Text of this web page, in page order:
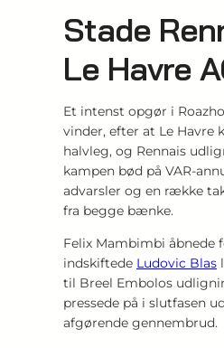
Stade
Le Havre
Et intenst opgør i
vinder, efter at Le Havre
halvleg, og Rennais
kampen bød på
advarsler og en række
fra begge bænke.
Felix Mambimbi
indskiftede Ludovic Blas
til Breel Embolos
pressede på i slutfasen
afgørende gennembrud.